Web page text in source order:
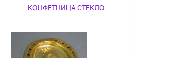
КОНФЕТНИЦА СТЕКЛО